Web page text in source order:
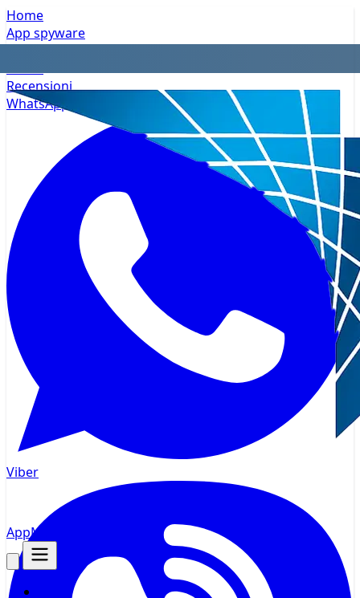
AppMsr
Home
App spyware
Recensioni
WhatsApp
Viber